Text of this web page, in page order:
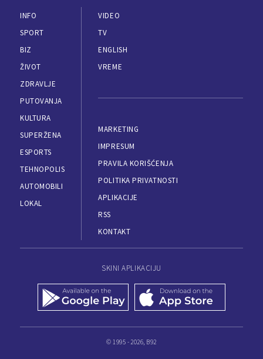
INFO
SPORT
BIZ
ŽIVOT
ZDRAVLJE
PUTOVANJA
KULTURA
SUPERŽENA
ESPORTS
TEHNOPOLIS
AUTOMOBILI
LOKAL
VIDEO
TV
ENGLISH
VREME
MARKETING
IMPRESUM
PRAVILA KORIŠĆENJA
POLITIKA PRIVATNOSTI
APLIKACIJE
RSS
KONTAKT
SKINI APLIKACIJU
© 1995 - 2026, B92